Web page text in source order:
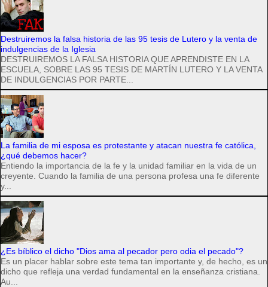
Destruiremos la falsa historia de las 95 tesis de Lutero y la venta de
indulgencias de la Iglesia
DESTRUIREMOS LA FALSA HISTORIA QUE APRENDISTE EN LA
ESCUELA, SOBRE LAS 95 TESIS DE MARTÍN LUTERO Y LA VENTA
DE INDULGENCIAS POR PARTE...
La familia de mi esposa es protestante y atacan nuestra fe católica,
¿qué debemos hacer?
Entiendo la importancia de la fe y la unidad familiar en la vida de un
creyente. Cuando la familia de una persona profesa una fe diferente
y...
¿Es bíblico el dicho "Dios ama al pecador pero odia el pecado"?
Es un placer hablar sobre este tema tan importante y, de hecho, es un
dicho que refleja una verdad fundamental en la enseñanza cristiana.
Au...